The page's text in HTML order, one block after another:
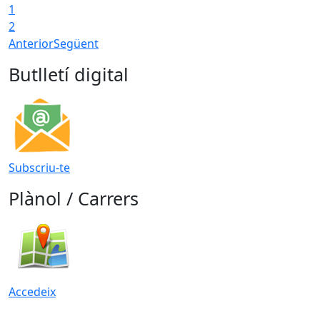
1
2
AnteriorSegüent
Butlletí digital
Subscriu-te
Plànol / Carrers
Accedeix